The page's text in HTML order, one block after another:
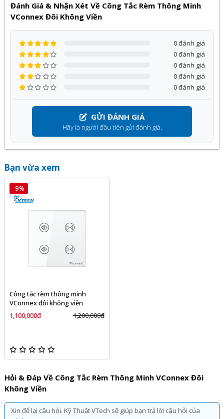
Đánh Giá & Nhận Xét Về Công Tắc Rèm Thông Minh
VConnex Đôi Không Viền
GỬI ĐÁNH GIÁ
Hãy là người đầu tiên gửi đánh giá.
0 đánh giá
0 đánh giá
0 đánh giá
0 đánh giá
0 đánh giá
Bạn vừa xem
-9%
Công tắc rèm thông minh
VConnex đôi không viền
1,100,000đ
1,200,000đ
Hỏi & Đáp Về Công Tắc Rèm Thông Minh VConnex Đôi
Không Viền